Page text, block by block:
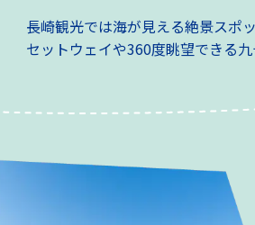
長崎観光では海が見える絶景スポ
セットウェイや360度眺望できる